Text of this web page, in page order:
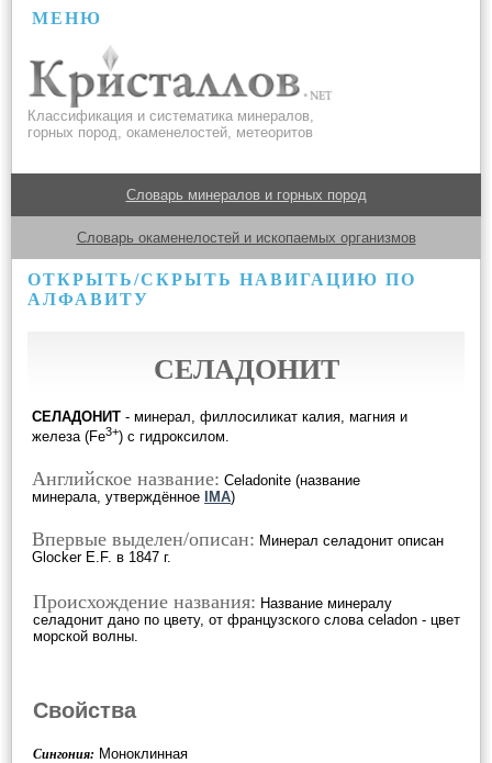
МЕНЮ
Классификация и систематика минералов,
горных пород, окаменелостей, метеоритов
Словарь минералов и горных пород
Словарь окаменелостей и ископаемых организмов
ОТКРЫТЬ/СКРЫТЬ НАВИГАЦИЮ ПО
АЛФАВИТУ
СЕЛАДОНИТ
СЕЛАДОНИТ - минерал, филлосиликат калия, магния и
железа (Fe3+) с гидроксилом.
Английское название: Celadonite (название
минерала, утверждённое
IMA)
Впервые выделен/описан: Минерал селадонит описан
Glocker E.F. в 1847 г.
Происхождение названия: Название минералу
селадонит дано по цвету, от французского слова celadon - цвет
морской волны.
Свойства
Сингония: Моноклинная